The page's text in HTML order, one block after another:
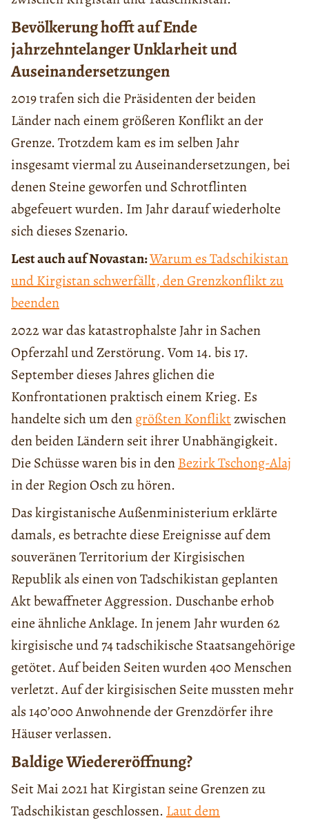
Bevölkerung hofft auf Ende
jahrzehntelanger Unklarheit und
Auseinandersetzungen
2019 trafen sich die Präsidenten der beiden
Länder nach einem größeren Konflikt an der
Grenze. Trotzdem kam es im selben Jahr
insgesamt viermal zu Auseinandersetzungen, bei
denen Steine geworfen und Schrotflinten
abgefeuert wurden. Im Jahr darauf wiederholte
sich dieses Szenario.
Lest auch auf Novastan:Warum es Tadschikistan
und Kirgistan schwerfällt, den Grenzkonflikt zu
beenden
2022 war das katastrophalste Jahr in Sachen
Opferzahl und Zerstörung. Vom 14. bis 17.
September dieses Jahres glichen die
Konfrontationen praktisch einem Krieg. Es
handelte sich um dengrößten Konfliktzwischen
den beiden Ländern seit ihrer Unabhängigkeit.
Die Schüsse waren bis in denBezirk Tschong-Alaj
in der Region Osch zu hören.
Das kirgistanische Außenministerium erklärte
damals, es betrachte diese Ereignisse auf dem
souveränen Territorium der Kirgisischen
Republik als einen von Tadschikistan geplanten
Akt bewaffneter Aggression. Duschanbe erhob
eine ähnliche Anklage. In jenem Jahr wurden 62
kirgisische und 74 tadschikische Staatsangehörige
getötet. Auf beiden Seiten wurden 400 Menschen
verletzt. Auf der kirgisischen Seite mussten mehr
als 140’000 Anwohnende der Grenzdörfer ihre
Häuser verlassen.
Baldige Wiedereröffnung?
Seit Mai 2021 hat Kirgistan seine Grenzen zu
Tadschikistan geschlossen. Laut dem